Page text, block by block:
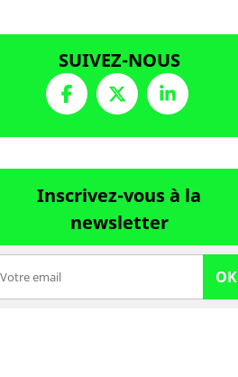
SUIVEZ-NOUS
Inscrivez-vous à la
newsletter
OK